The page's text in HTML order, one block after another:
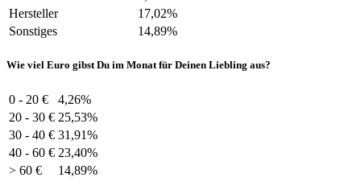
Hersteller
17,02%
Sonstiges
14,89%
Wie viel Euro gibst Du im Monat für Deinen Liebling aus?
0 - 20 €
4,26%
20 - 30 € 25,53%
30 - 40 € 31,91%
40 - 60 € 23,40%
> 60 €
14,89%